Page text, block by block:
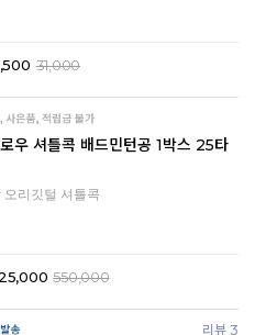
31,000
우 셔틀콕 배드민턴공 1박스 25타
리깃털 셔틀콕
550,000
리뷰 3